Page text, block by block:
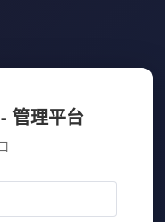
管理平台